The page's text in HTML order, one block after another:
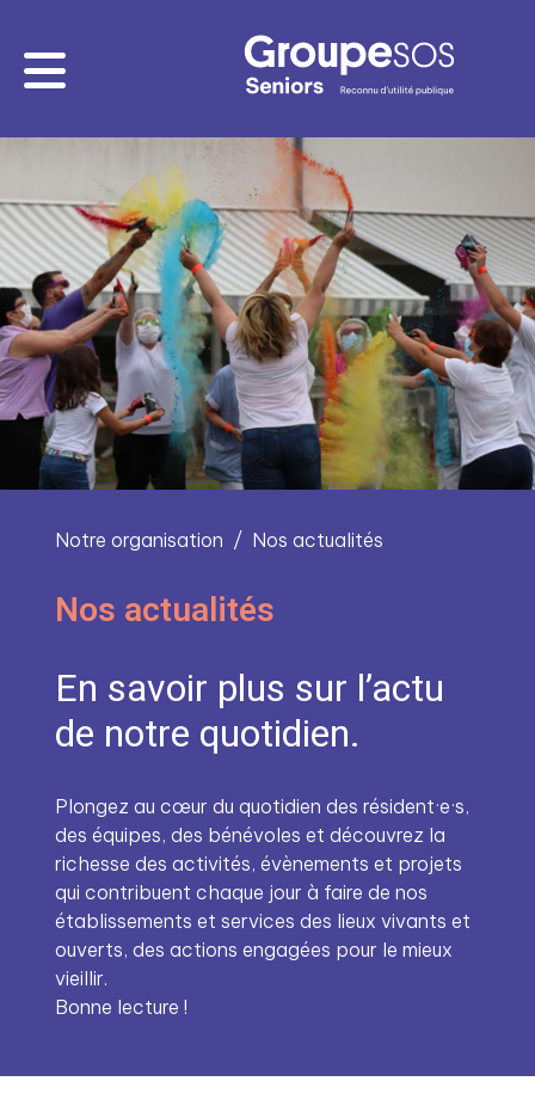
Notre organisation Nos actualités
Nos actualités
En savoir plus sur l’actu
de notre quotidien.
Plongez au cœur du quotidien des résident·e·s,
des équipes, des bénévoles et découvrez la
richesse des activités, évènements et projets
qui contribuent chaque jour à faire de nos
établissements et services des lieux vivants et
ouverts, des actions engagées pour le mieux
vieillir.
Bonne lecture !